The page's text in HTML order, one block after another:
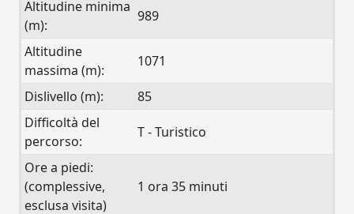
Altitudine minima
(m):
989
Altitudine
massima (m):
1071
Dislivello (m):
85
Difficoltà del
percorso:
T - Turistico
Ore a piedi:
(complessive,
esclusa visita)
1 ora 35 minuti